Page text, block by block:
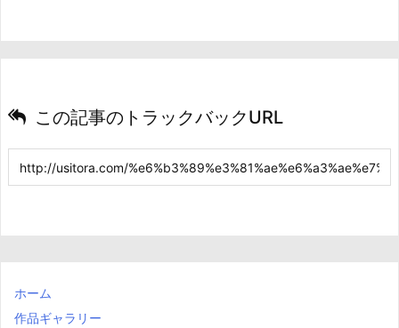
この記事のトラックバックURL
ホーム
作品ギャラリー